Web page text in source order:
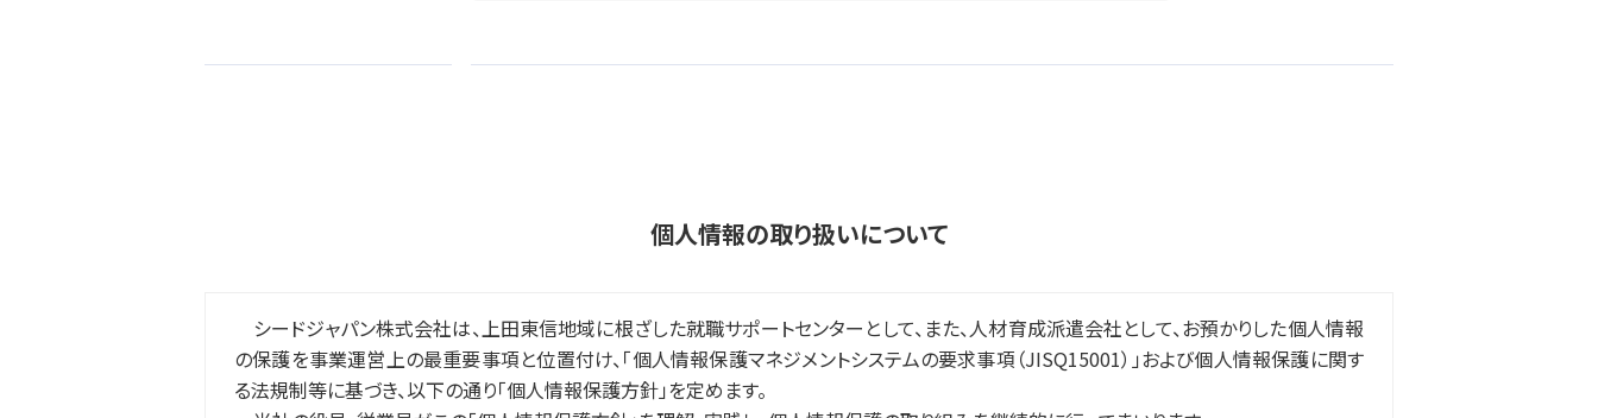
個人情報の取り扱いについて
シードジャパン株式会社は、上田東信地域に根ざした就職サポートセンターとして、また、人材育成派遣会社として、お預かりした個人情報
の保護を事業運営上の最重要事項と位置付け、「個人情報保護マネジメントシステムの要求事項（JISQ15001）」および個人情報保護に関す
る法規制等に基づき、以下の通り「個人情報保護方針」を定めます。